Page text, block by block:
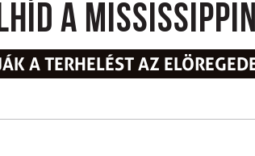
a Mississippin
A TERHELÉST AZ